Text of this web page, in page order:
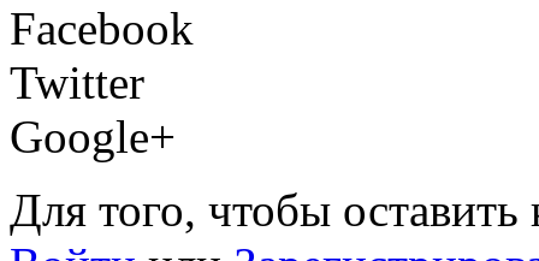
Facebook
Twitter
Google+
Для того, чтобы